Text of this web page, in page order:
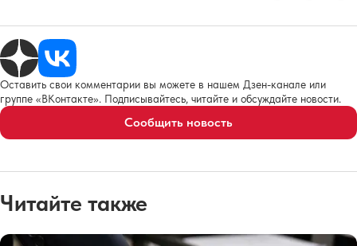
Оставить свои комментарии вы можете в нашем Дзен-канале или
группе «ВКонтакте». Подписывайтесь, читайте и обсуждайте новости.
Сообщить новость
Читайте также